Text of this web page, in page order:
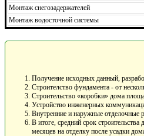
Монтаж снегозадержателей
Монтаж водосточной системы
Получение исходных данный,
Строителство фундамента - от
Строительство «коробки» дома
Устройство инженерных
Внутренние и наружные отделочные
В итоге, средний срок
месяцев на отделку после усадки